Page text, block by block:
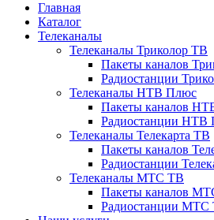
Главная
Каталог
Телеканалы
Телеканалы Триколор ТВ
Пакеты каналов
Радиостанции
Телеканалы НТВ Плюс
Пакеты каналов
Радиостанции НТВ
Телеканалы Телекарта ТВ
Пакеты каналов
Радиостанции
Телеканалы МТС ТВ
Пакеты каналов
Радиостанции МТС